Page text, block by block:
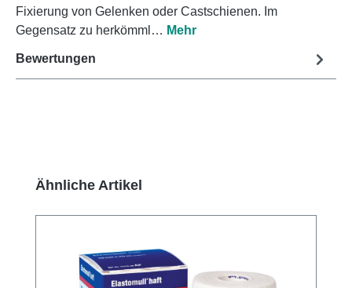
Fixierung von Gelenken oder Castschienen. Im
Gegensatz zu herkömml… Mehr
Bewertungen
Produktgalerie überspringen
Ähnliche Artikel